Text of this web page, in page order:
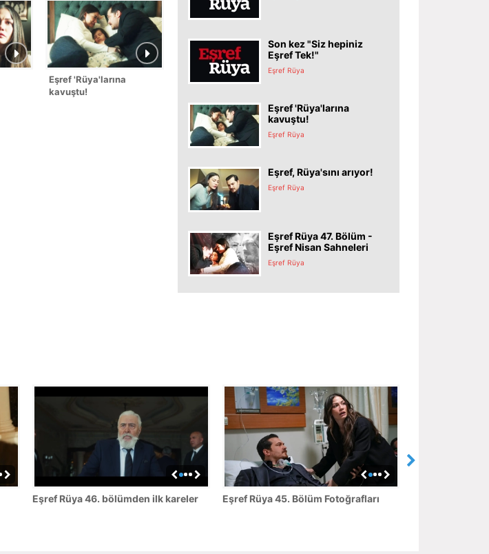
Eşref 'Rüya'larına
kavuştu!
Son kez "Siz hepiniz
Eşref Tek!"
Eşref Rüya
Eşref 'Rüya'larına
kavuştu!
Eşref Rüya
Eşref, Rüya'sını arıyor!
Eşref Rüya
Eşref Rüya 47. Bölüm -
Eşref Nisan Sahneleri
Eşref Rüya
Eşref Rüya 46. bölümden ilk kareler Eşref Rüya 45. Bölüm Fotoğrafları